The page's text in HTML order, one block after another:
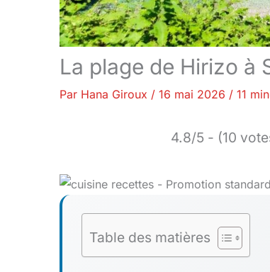
La plage de Hirizo à
Par Hana Giroux / 16 mai 2026 / 11
4.8/5 - (10
Table des matières